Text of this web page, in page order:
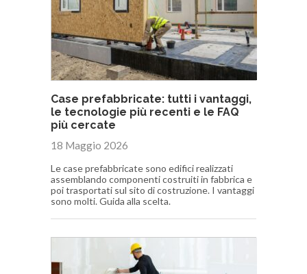
Case prefabbricate: tutti i vantaggi,
le tecnologie più recenti e le FAQ
più cercate
18 Maggio 2026
Le case prefabbricate sono edifici realizzati
assemblando componenti costruiti in fabbrica e
poi trasportati sul sito di costruzione. I vantaggi
sono molti. Guida alla scelta.